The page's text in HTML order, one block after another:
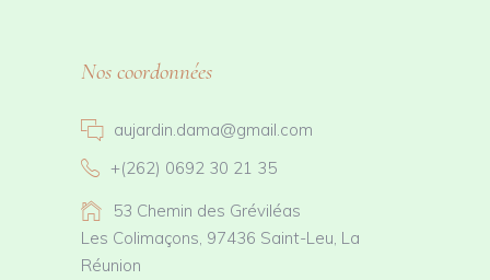
Nos coordonnées
aujardin.dama@gmail.com
+(262) 0692 30 21 35
53 Chemin des Gréviléas
Les Colimaçons, 97436 Saint-Leu, La
Réunion